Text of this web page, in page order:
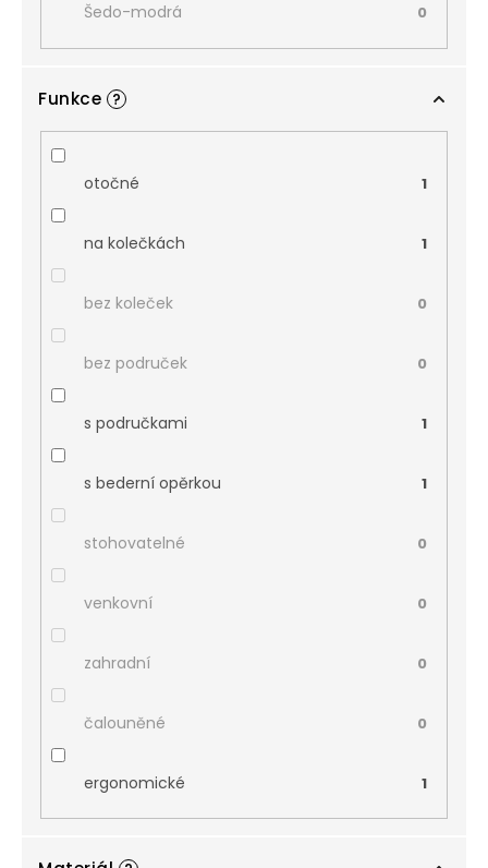
Šedo-modrá 0
Funkce ?
otočné 1
na kolečkách 1
bez koleček 0
bez područek 0
s područkami 1
s bederní opěrkou 1
stohovatelné 0
venkovní 0
zahradní 0
čalouněné 0
ergonomické 1